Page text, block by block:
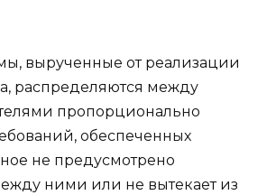
вырученные от реализации
распределяются между
пропорционально
обеспеченных
не предусмотрено
ними или не вытекает из